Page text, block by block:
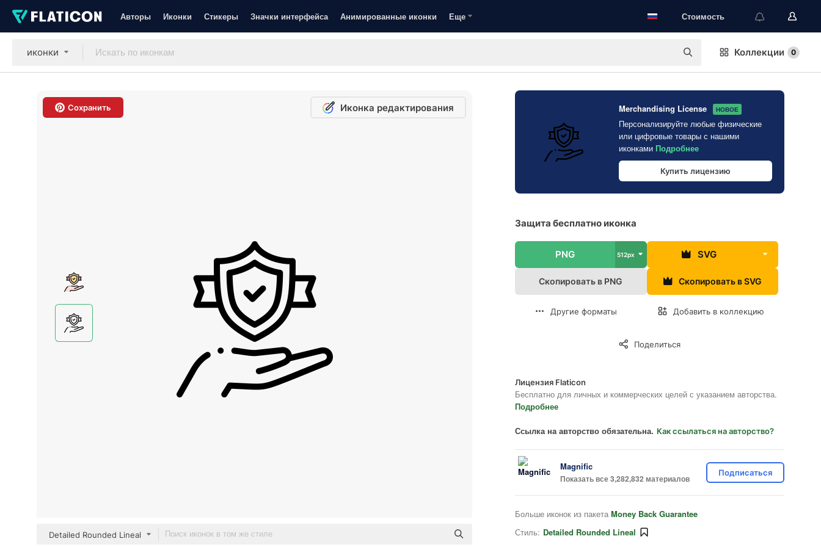
Авторы Иконки Стикеры Значки интерфейса Анимированные иконки Еще Стоимость
иконки Коллекции 0
Сохранить Иконка редактирования
Detailed Rounded Lineal
Merchandising License НОВОЕ
Персонализируйте любые физические
или цифровые товары с нашими
иконками Подробнее
Купить лицензию
Защита бесплатно иконка
PNG 512px SVG
Скопировать в PNG Скопировать в SVG
Другие форматы Добавить в коллекцию
Поделиться
Лицензия Flaticon
Бесплатно для личных и коммерческих целей с указанием авторства.
Подробнее
Ссылка на авторство обязательна. Как ссылаться на авторство?
Magnific
Показать все 3,282,832 материалов
Подписаться
Больше иконок из пакета Money Back Guarantee
Стиль: Detailed Rounded Lineal